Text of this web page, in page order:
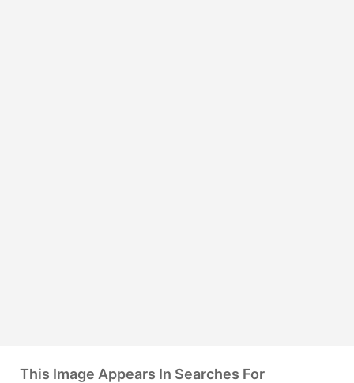
This Image Appears In Searches For